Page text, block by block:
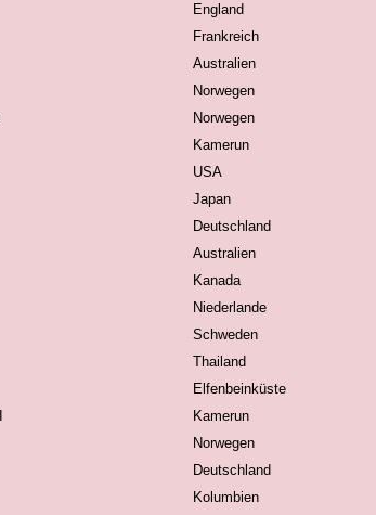
England
Frankreich
Australien
Norwegen
Norwegen
Kamerun
USA
Japan
Deutschland
Australien
Kanada
Niederlande
Schweden
Thailand
Elfenbeinküste
Kamerun
Norwegen
Deutschland
Kolumbien